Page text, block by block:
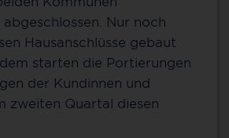
Nur noch
Hausanschlüsse gebaut
starten die Portierungen
der Kundinnen und
zweiten Quartal diesen